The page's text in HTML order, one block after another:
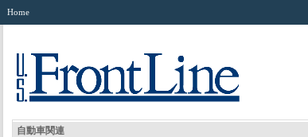
Home
自動車関連